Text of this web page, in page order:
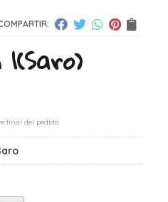
(Saro)
final del pedido.